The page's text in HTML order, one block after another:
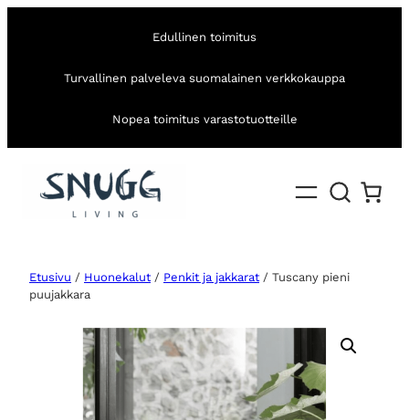
Edullinen toimitus
Turvallinen palveleva suomalainen verkkokauppa
Nopea toimitus varastotuotteille
Etusivu / Huonekalut / Penkit ja jakkarat / Tuscany pieni
puujakkara